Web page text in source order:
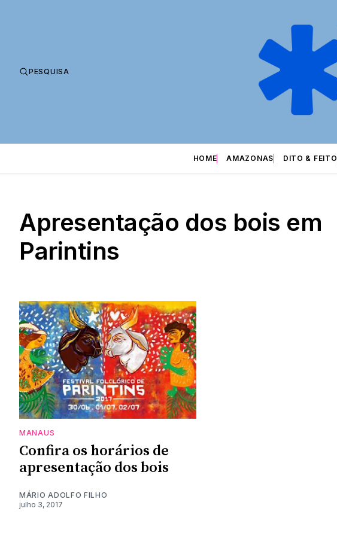
PESQUISA
HOME AMAZONAS DITO & FEITO
Apresentação dos bois em
Parintins
MANAUS
Confira os horários de
apresentação dos bois
MÁRIO ADOLFO FILHO
julho 3, 2017